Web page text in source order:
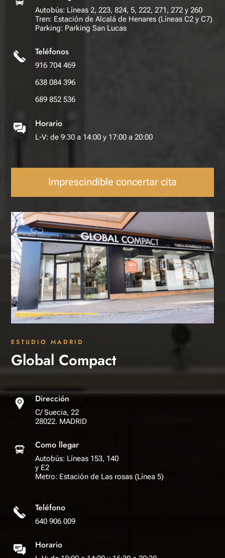
Autobús: Líneas 2, 223, 824, 5, 222, 271, 272 y 260
Tren: Estación de Alcalá de Henares (Líneas C2 y C7)
Parking: Parking San Lucas
Teléfonos
916 704 469
638 084 396
689 852 536
Horario
L-V: de 9:30 a 14:00 y 17:00 a 20:00
Imprescindible concertar cita
ESTUDIO MADRID
Global Compact
Dirección
C/ Suecia, 22
28022. MADRID
Como llegar
Autobús: Líneas 153, 140
y E2
Metro: Estación de Las rosas (Línea 5)
Teléfono
640 906 009
Horario